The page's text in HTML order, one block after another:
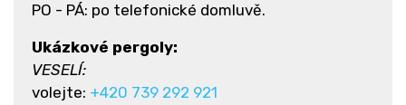
PO - PÁ: po telefonické domluvě.
Ukázkové pergoly:
VESELÍ:
volejte: +420 739 292 921